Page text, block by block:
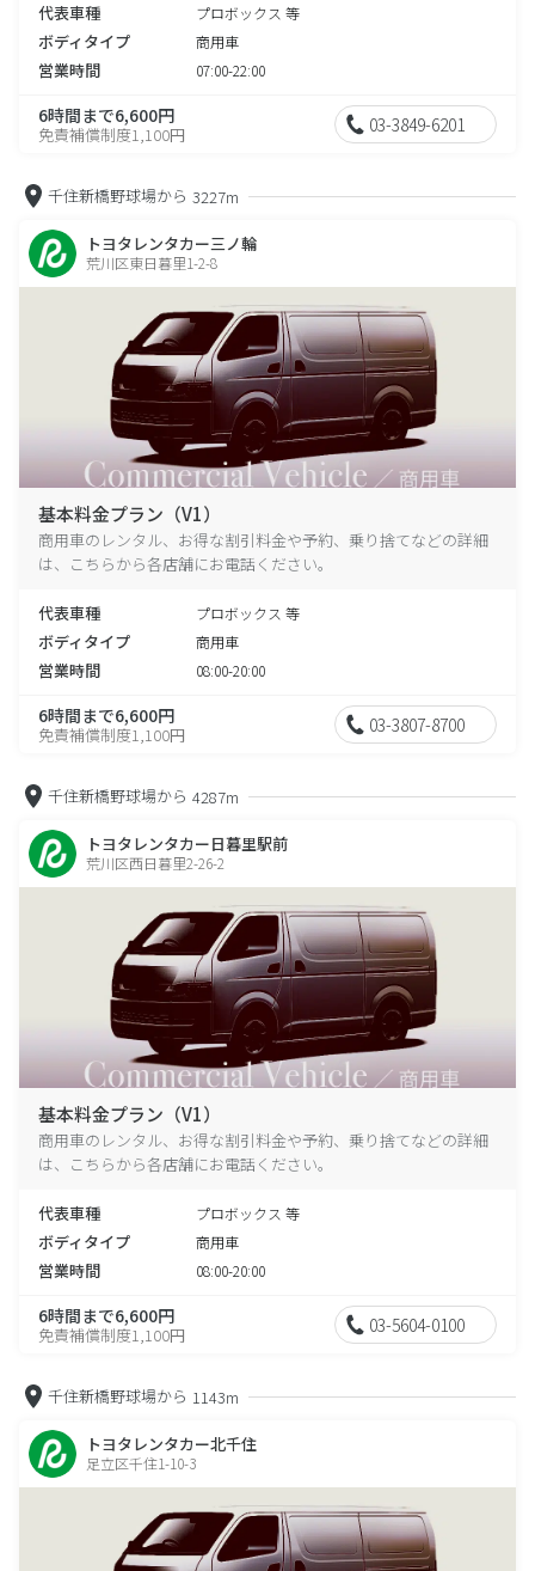
代表車種 プロボックス 等
ボディタイプ 商用車
営業時間 07:00-22:00
6時間まで6,600円
免責補償制度1,100円 03-3849-6201
千住新橋野球場から 3227m
トヨタレンタカー三ノ輪
荒川区東日暮里1-2-8
基本料金プラン（V1）
商用車のレンタル、お得な割引料金や予約、乗り捨てなどの詳細
は、こちらから各店舗にお電話ください。
代表車種 プロボックス 等
ボディタイプ 商用車
営業時間 08:00-20:00
6時間まで6,600円
免責補償制度1,100円 03-3807-8700
千住新橋野球場から 4287m
トヨタレンタカー日暮里駅前
荒川区西日暮里2-26-2
基本料金プラン（V1）
商用車のレンタル、お得な割引料金や予約、乗り捨てなどの詳細
は、こちらから各店舗にお電話ください。
代表車種 プロボックス 等
ボディタイプ 商用車
営業時間 08:00-20:00
6時間まで6,600円
免責補償制度1,100円 03-5604-0100
千住新橋野球場から 1143m
トヨタレンタカー北千住
足立区千住1-10-3